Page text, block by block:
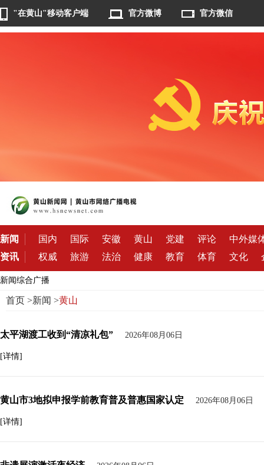
"在黄山"移动客户端 官方微博 官方微信
新闻 国内 国际 安徽 黄山 党建 评论
中外媒
资讯
权威 旅游 法治 健康 教育 体育 文化
新闻综合广播
首页>新闻 >黄山
太平湖渡工收到“清凉礼包” 2026年08月06日
[详情]
黄山市3地拟申报学前教育普及普惠国家认定 2026年08月06日
[详情]